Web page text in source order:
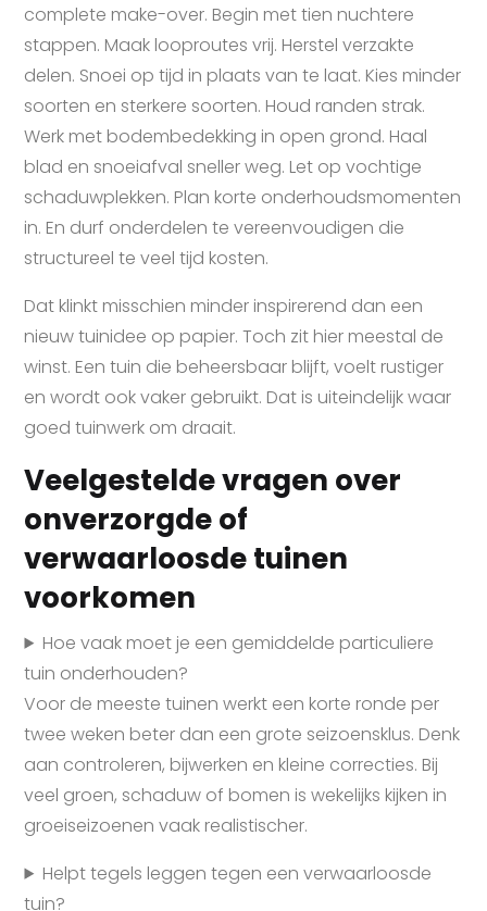
complete make-over. Begin met tien nuchtere
stappen. Maak looproutes vrij. Herstel verzakte
delen. Snoei op tijd in plaats van te laat. Kies minder
soorten en sterkere soorten. Houd randen strak.
Werk met bodembedekking in open grond. Haal
blad en snoeiafval sneller weg. Let op vochtige
schaduwplekken. Plan korte onderhoudsmomenten
in. En durf onderdelen te vereenvoudigen die
structureel te veel tijd kosten.
Dat klinkt misschien minder inspirerend dan een
nieuw tuinidee op papier. Toch zit hier meestal de
winst. Een tuin die beheersbaar blijft, voelt rustiger
en wordt ook vaker gebruikt. Dat is uiteindelijk waar
goed tuinwerk om draait.
Veelgestelde vragen over
onverzorgde of
verwaarloosde tuinen
voorkomen
Hoe vaak moet je een gemiddelde particuliere
tuin onderhouden?
Voor de meeste tuinen werkt een korte ronde per
twee weken beter dan een grote seizoensklus. Denk
aan controleren, bijwerken en kleine correcties. Bij
veel groen, schaduw of bomen is wekelijks kijken in
groeiseizoenen vaak realistischer.
Helpt tegels leggen tegen een verwaarloosde
tuin?